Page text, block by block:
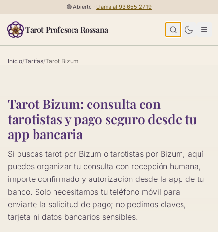
Saltar al contenido🟢 Abierto · Llama al 93 655 27 19
Tarot Profesora Rossana
Inicio/Tarifas/Tarot Bizum
Tarot Bizum: consulta con
tarotistas y pago seguro desde tu
app bancaria
Si buscas tarot por Bizum o tarotistas por Bizum, aquí
puedes organizar tu consulta con recepción humana,
importe confirmado y autorización desde la app de tu
banco. Solo necesitamos tu teléfono móvil para
enviarte la solicitud de pago; no pedimos claves,
tarjeta ni datos bancarios sensibles.